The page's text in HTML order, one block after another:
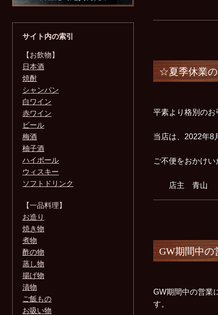
☆夏季休業
平素より格別の
当店は、2022年8
ご不便をおかけ
店主 青山
GW期間中の
GW期間中の営業
す。
サイト内の索引
【お飲物】
日本酒
焼酎
シャンパン
白ワイン
赤ワイン
ビール
梅酒
柚子酒
ハイボール
ウィスキー
ソフトドリンク
【一品料理】
お造り
焼き物
煮物
酢の物
蒸し物
揚げ物
漬物
ご飯もの
お吸い物